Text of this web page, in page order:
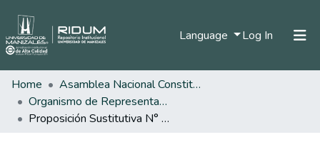
Language Log In (current)
Home
Asamblea Nacional Constituyente
Organismo de Representantes Constituyente
Proposición Sustitutiva N° 5 Normas de excepción. El estado de sitio y el estado de excepción. La emergencia económica y social